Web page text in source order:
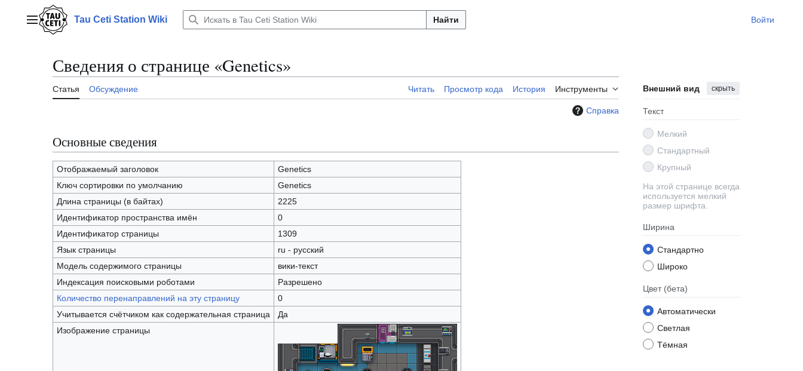
содержаниюГлавное менюTau Ceti Station Wiki Найти Войти
Сведения о странице «Genetics»
Статья Обсуждение Читать Просмотр кода История Инструменты Внешний вид скрыть
Текст
Мелкий
Стандартный
Крупный
На этой странице всегда
используется мелкий
размер шрифта.
Ширина
Стандартно
Широко
Цвет (бета)
Автоматически
Светлая
Тёмная
Справка
Основные сведения
Отображаемый заголовок
Genetics
Ключ сортировки по умолчанию
Genetics
Длина страницы (в байтах)
2225
Идентификатор пространства имён
0
Идентификатор страницы
1309
Язык страницы
ru - русский
Модель содержимого страницы
вики-текст
Индексация поисковыми роботами
Разрешено
Количество перенаправлений на эту страницу
0
Учитывается счётчиком как содержательная страница
Да
Изображение страницы